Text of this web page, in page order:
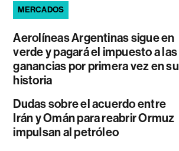
MERCADOS
Aerolíneas Argentinas sigue en
verde y pagará el impuesto a las
ganancias por primera vez en su
historia
Dudas sobre el acuerdo entre
Irán y Omán para reabrir Ormuz
impulsan al petróleo